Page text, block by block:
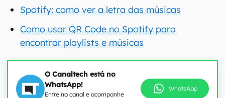
Spotify: como ver a letra das músicas
Como usar QR Code no Spotify para
encontrar playlists e músicas
O Canaltech está no
WhatsApp!
Entre no canal e acompanhe
WhatsApp